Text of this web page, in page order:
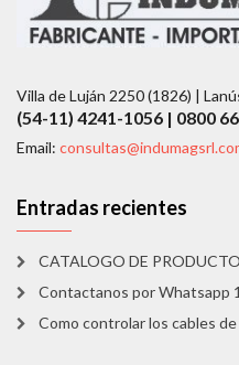
Villa de Luján 2250 (1826) |
(54-11) 4241-1056 | 0800
Email:
Entradas recientes
CATALOGO DE
Contactanos por Whatsapp
Como controlar los cables de